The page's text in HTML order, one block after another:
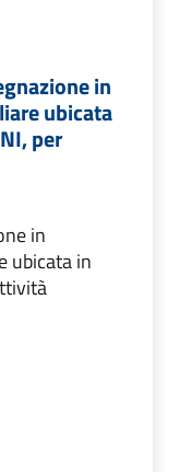
in
ubicata
per
in
ubicata in